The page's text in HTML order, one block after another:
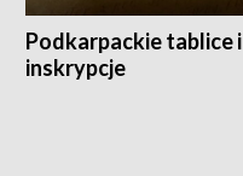
Podkarpackie tablice i
inskrypcje